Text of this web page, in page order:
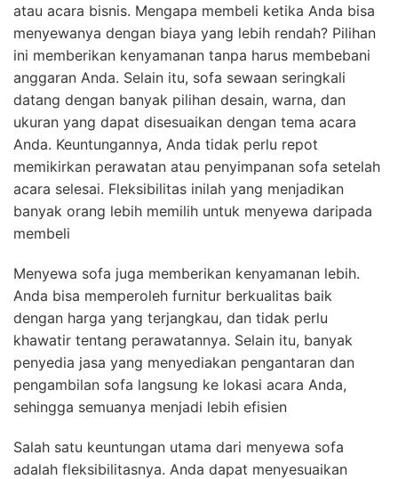
atau acara bisnis. Mengapa membeli ketika Anda bisa
menyewanya dengan biaya yang lebih rendah? Pilihan
ini memberikan kenyamanan tanpa harus membebani
anggaran Anda. Selain itu, sofa sewaan seringkali
datang dengan banyak pilihan desain, warna, dan
ukuran yang dapat disesuaikan dengan tema acara
Anda. Keuntungannya, Anda tidak perlu repot
memikirkan perawatan atau penyimpanan sofa setelah
acara selesai. Fleksibilitas inilah yang menjadikan
banyak orang lebih memilih untuk menyewa daripada
membeli
Menyewa sofa juga memberikan kenyamanan lebih.
Anda bisa memperoleh furnitur berkualitas baik
dengan harga yang terjangkau, dan tidak perlu
khawatir tentang perawatannya. Selain itu, banyak
penyedia jasa yang menyediakan pengantaran dan
pengambilan sofa langsung ke lokasi acara Anda,
sehingga semuanya menjadi lebih efisien
Salah satu keuntungan utama dari menyewa sofa
adalah fleksibilitasnya. Anda dapat menyesuaikan